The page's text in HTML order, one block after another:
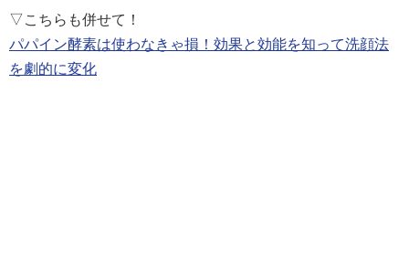
▽こちらも併せて！
パパイン酵素は使わなきゃ損！効果と効能を知って洗顔法
を劇的に変化